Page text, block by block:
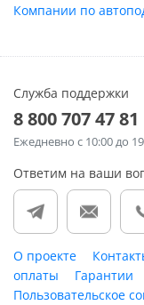
Компании по
Служба поддержки
8 800 707 47 81
Ежедневно с 10:00 до
Ответим на ваши
О проекте
оплаты
Гарантии
Пользовательское